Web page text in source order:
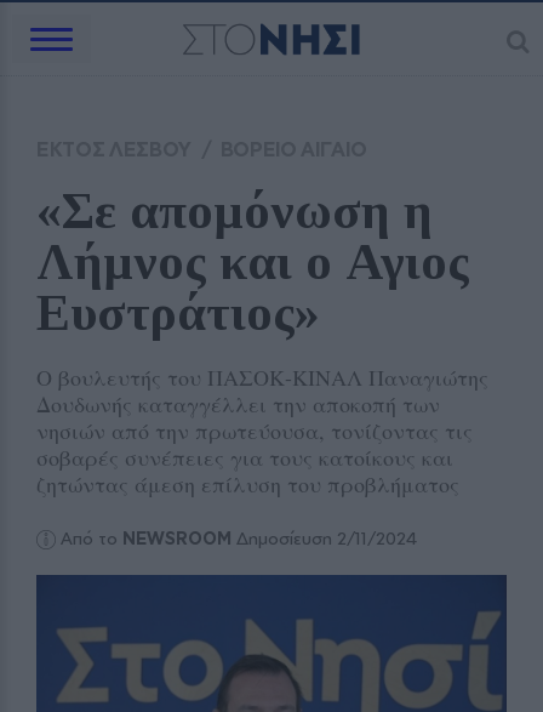
«Σε απομόνωση η
Λήμνος και ο Αγιος
Ευστράτιος»
Ο βουλευτής του ΠΑΣΟΚ-ΚΙΝΑΛ Παναγιώτης
Δουδωνής καταγγέλλει την αποκοπή των
νησιών από την πρωτεύουσα, τονίζοντας τις
σοβαρές συνέπειες για τους κατοίκους και
ζητώντας άμεση επίλυση του προβλήματος
Από το NEWSROOM Δημοσίευση 2/11/2024